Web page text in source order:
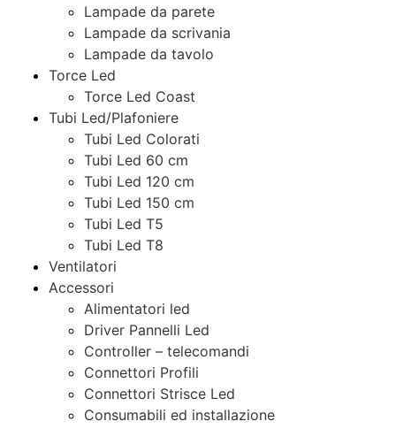
Lampade da parete
Lampade da scrivania
Lampade da tavolo
Torce Led
Torce Led Coast
Tubi Led/Plafoniere
Tubi Led Colorati
Tubi Led 60 cm
Tubi Led 120 cm
Tubi Led 150 cm
Tubi Led T5
Tubi Led T8
Ventilatori
Accessori
Alimentatori led
Driver Pannelli Led
Controller – telecomandi
Connettori Profili
Connettori Strisce Led
Consumabili ed installazione